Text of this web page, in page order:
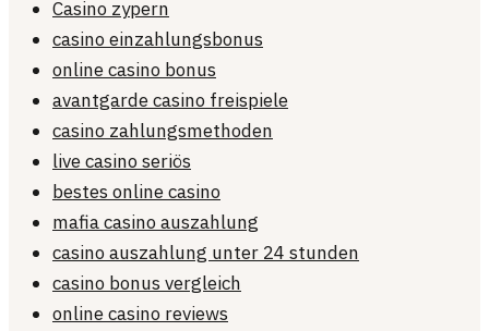
Casino zypern
casino einzahlungsbonus
online casino bonus
avantgarde casino freispiele
casino zahlungsmethoden
live casino seriös
bestes online casino
mafia casino auszahlung
casino auszahlung unter 24 stunden
casino bonus vergleich
online casino reviews